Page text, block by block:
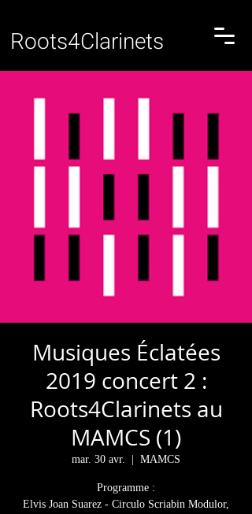
Roots4Clarinets
Musiques Éclatées
2019 concert 2 :
Roots4Clarinets au
MAMCS (1)
mar. 30 avr. MAMCS
Programme :
Elvis Joan Suarez - Circulo Scriabin Modulor,